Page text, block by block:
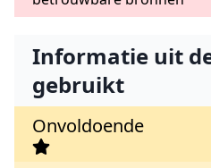
Informatie uit
gebruikt
Onvoldoende